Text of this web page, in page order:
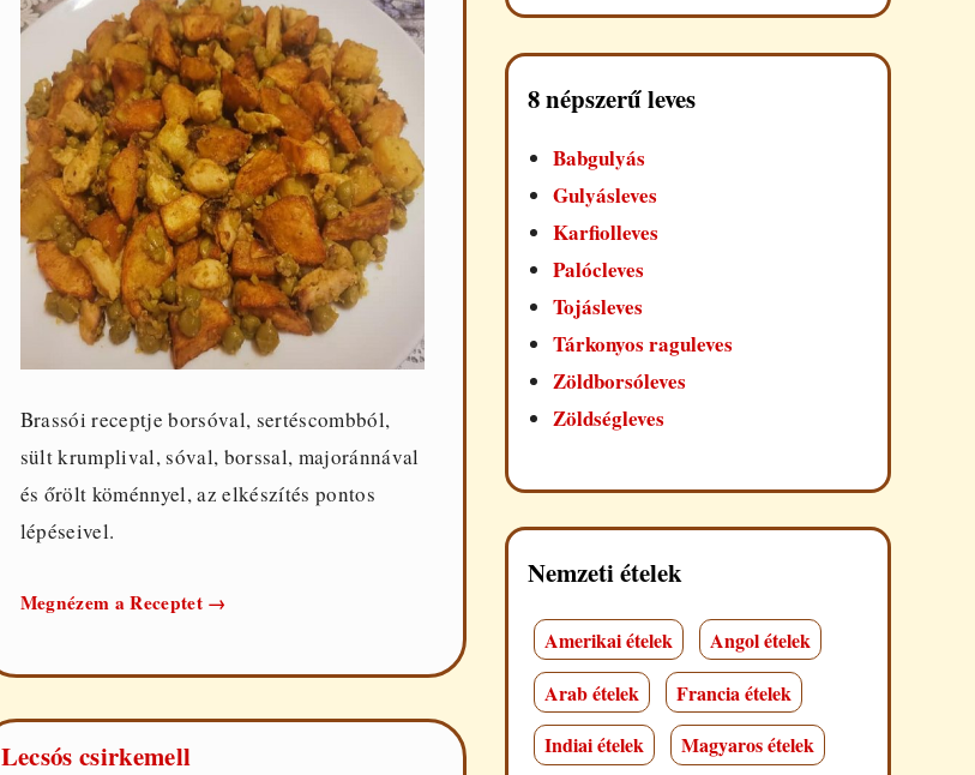
Brassói receptje borsóval, sertéscombból,
sült krumplival, sóval, borssal, majoránnával
és őrölt köménnyel, az elkészítés pontos
lépéseivel.
Megnézem a Receptet Zöldborsós
→
Lecsós csirkemell
8 népszerű leves
Babgulyás
Gulyásleves
Karfiolleves
Palócleves
Tojásleves
Tárkonyos raguleves
Zöldborsóleves
Zöldségleves
Nemzeti ételek
Amerikai ételek
Angol ételek
Arab ételek
Francia ételek
Indiai ételek
Magyaros ételek